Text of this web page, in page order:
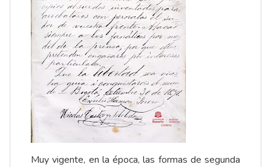
Muy vigente, en la época, las formas de segunda